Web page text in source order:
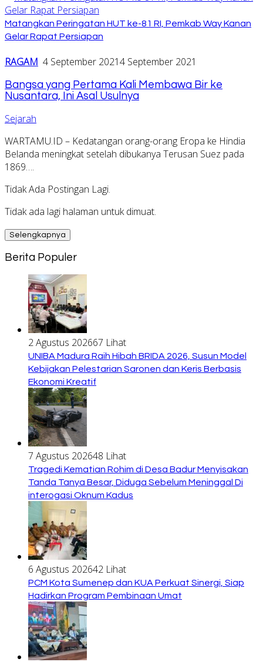
Matangkan Peringatan HUT ke-81 RI, Pemkab Way Kanan
Gelar Rapat Persiapan
RAGAM 4 September 20214 September 2021
Bangsa yang Pertama Kali Membawa Bir ke
Nusantara, Ini Asal Usulnya
Sejarah
WARTAMU.ID – Kedatangan orang-orang Eropa ke Hindia
Belanda meningkat setelah dibukanya Terusan Suez pada
1869….
Tidak Ada Postingan Lagi.
Tidak ada lagi halaman untuk dimuat.
Selengkapnya
Berita Populer
2 Agustus 202667 Lihat
UNIBA Madura Raih Hibah BRIDA 2026, Susun Model
Kebijakan Pelestarian Saronen dan Keris Berbasis
Ekonomi Kreatif
7 Agustus 202648 Lihat
Tragedi Kematian Rohim di Desa Badur Menyisakan
Tanda Tanya Besar, Diduga Sebelum Meninggal Di
interogasi Oknum Kadus
6 Agustus 202642 Lihat
PCM Kota Sumenep dan KUA Perkuat Sinergi, Siap
Hadirkan Program Pembinaan Umat